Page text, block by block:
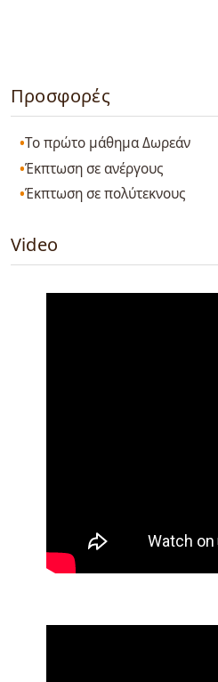
Προσφορές
Το πρώτο μάθημα Δωρεάν
Έκπτωση σε ανέργους
Έκπτωση σε πολύτεκνους
Video